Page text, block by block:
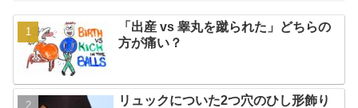
「出産 vs 睾丸を蹴られた」どちらの
方が痛い？
リュックについた2つ穴のひし形飾り